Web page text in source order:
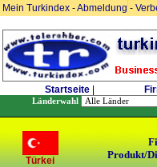
Mein Turkindex -Abmeldung-
Startseite
Länderwahl
Türkei
Produkt/